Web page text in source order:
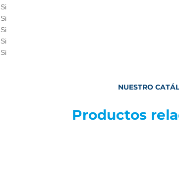
Si
Si
Si
Si
Si
NUESTRO
Productos